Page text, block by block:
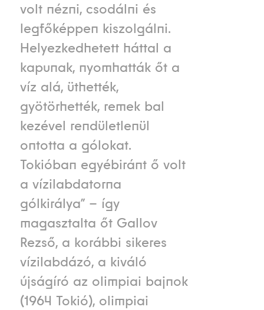
volt nézni, csodálni és
legfőképpen kiszolgálni.
Helyezkedhetett háttal a
kapunak, nyomhatták őt a
víz alá, üthették,
gyötörhették, remek bal
kezével rendületlenül
ontotta a gólokat.
Tokióban egyébiránt ő volt
a vízilabdatorna
gólkirálya” – így
magasztalta őt Gallov
Rezső, a korábbi sikeres
vízilabdázó, a kiváló
újságíró az olimpiai bajnok
(1964 Tokió), olimpiai